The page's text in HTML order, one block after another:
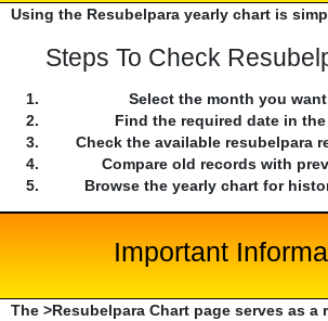
Using the Resubelpara yearly chart is
Steps To Check
Select the month you
Find the required date in
Check the available resubelpara
Compare old records with
Browse the yearly chart for
Important
The >Resubelpara Chart page serves as a